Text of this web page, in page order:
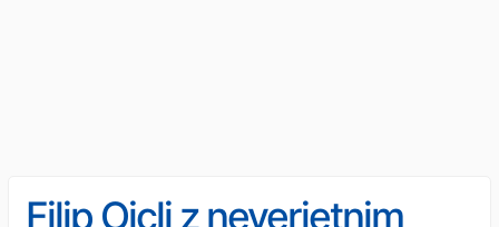
Filip Oiclj z neverjetnim